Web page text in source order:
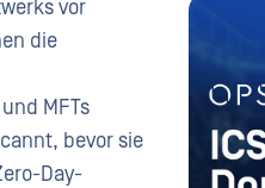
vor
die
MFTs
bevor sie
Day-